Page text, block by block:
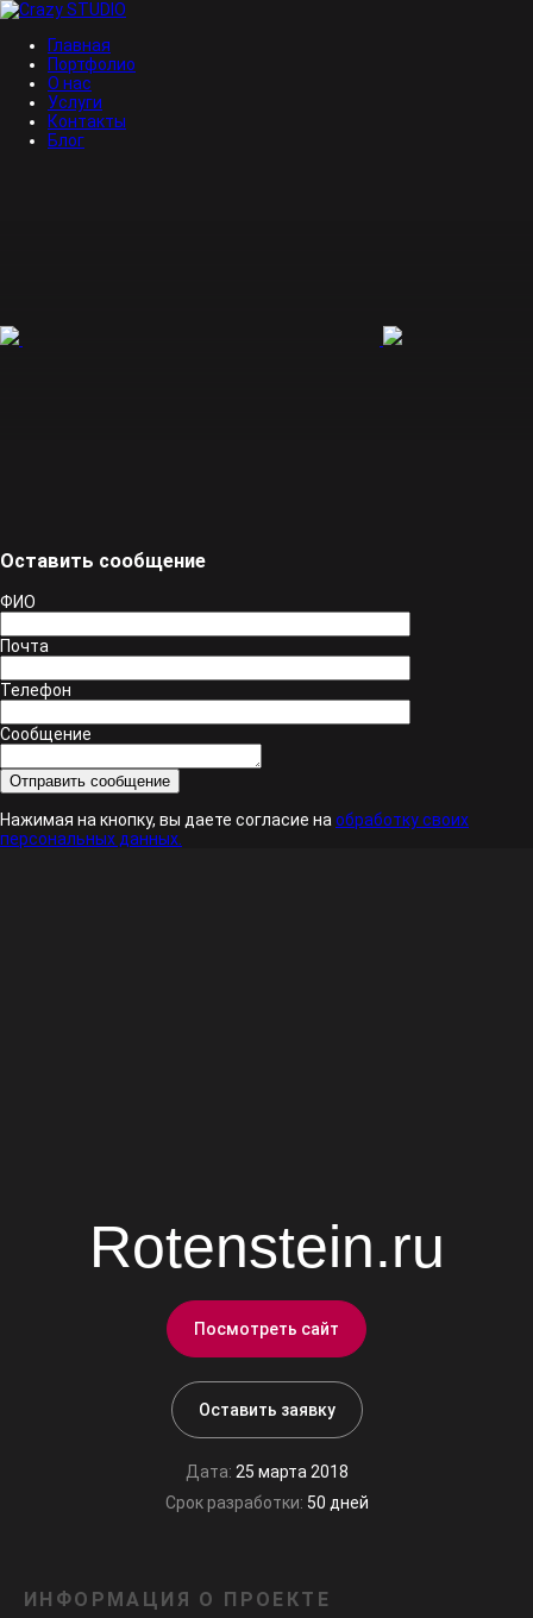
Главная
Портфолио
О нас
Услуги
Контакты
Блог
Оставить сообщение
ФИО
Почта
Телефон
Сообщение
Нажимая на кнопку, вы даете согласие на обработку своих
персональных данных.
Rotenstein.ru
Посмотреть сайт
Оставить заявку
Дата: 25 марта 2018
Срок разработки: 50 дней
ИНФОРМАЦИЯ О ПРОЕКТЕ